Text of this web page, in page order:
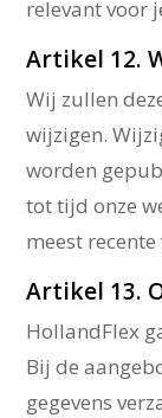
relevant voor
Artikel 12.
Wij zullen
wijzigen.
worden
tot tijd onze
meest recente
Artikel 13.
HollandFlex
Bij de
gegevens